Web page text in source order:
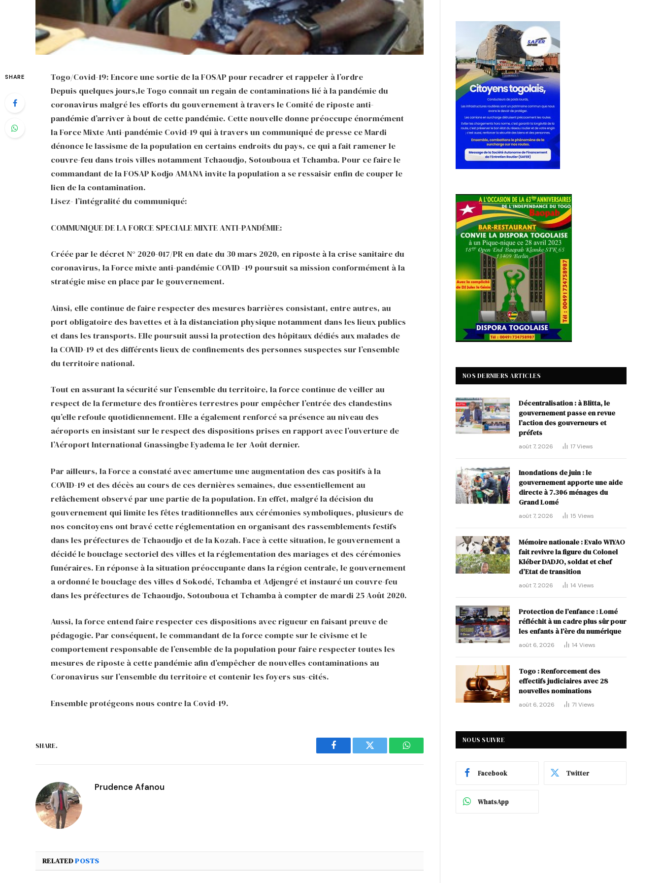
SHARE
Togo/Covid-19: Encore une sortie de la FOSAP pour recadrer et rappeler à l’ordre
Depuis quelques jours,le Togo connaît un regain de contaminations lié à la pandémie du
coronavirus malgré les efforts du gouvernement à travers le Comité de riposte anti-
pandémie d’arriver à bout de cette pandémie. Cette nouvelle donne préoccupe énormément
la Force Mixte Anti-pandémie Covid-19 qui à travers un communiqué de presse ce Mardi
dénonce le lassisme de la population en certains endroits du pays, ce qui a fait ramener le
couvre-feu dans trois villes notamment Tchaoudjo, Sotouboua et Tchamba. Pour ce faire le
commandant de la FOSAP Kodjo AMANA invite la population a se ressaisir enfin de couper le
lien de la contamination.
Lisez- l’intégralité du communiqué:
COMMUNIQUE DE LA FORCE SPECIALE MIXTE ANTI-PANDÉMIE:
Créée par le décret N° 2020-017/PR en date du 30 mars 2020, en riposte à la crise sanitaire du
coronavirus, la Force mixte anti-pandémie COVID -19 poursuit sa mission conformément à la
stratégie mise en place par le gouvernement.
Ainsi, elle continue de faire respecter des mesures barrières consistant, entre autres, au
port obligatoire des bavettes et à la distanciation physique notamment dans les lieux publics
et dans les transports. Elle poursuit aussi la protection des hôpitaux dédiés aux malades de
la COVID-19 et des différents lieux de confinements des personnes suspectes sur l’ensemble
du territoire national.
Tout en assurant la sécurité sur l’ensemble du territoire, la force continue de veiller au
respect de la fermeture des frontières terrestres pour empêcher l’entrée des clandestins
qu’elle refoule quotidiennement. Elle a également renforcé sa présence au niveau des
aéroports en insistant sur le respect des dispositions prises en rapport avec l’ouverture de
l’Aéroport International Gnassingbe Eyadema le 1er Août dernier.
Par ailleurs, la Force a constaté avec amertume une augmentation des cas positifs à la
COVID-19 et des décès au cours de ces dernières semaines, due essentiellement au
relâchement observé par une partie de la population. En effet, malgré la décision du
gouvernement qui limite les fêtes traditionnelles aux cérémonies symboliques, plusieurs de
nos concitoyens ont bravé cette réglementation en organisant des rassemblements festifs
dans les préfectures de Tchaoudjo et de la Kozah. Face à cette situation, le gouvernement a
décidé le bouclage sectoriel des villes et la réglementation des mariages et des cérémonies
funéraires. En réponse à la situation préoccupante dans la région centrale, le gouvernement
a ordonné le bouclage des villes d Sokodé, Tchamba et Adjengré et instauré un couvre-feu
dans les préfectures de Tchaoudjo, Sotouboua et Tchamba à compter de mardi 25 Août 2020.
Aussi, la force entend faire respecter ces dispositions avec rigueur en faisant preuve de
pédagogie. Par conséquent, le commandant de la force compte sur le civisme et le
comportement responsable de l’ensemble de la population pour faire respecter toutes les
mesures de riposte à cette pandémie afin d’empêcher de nouvelles contaminations au
Coronavirus sur l’ensemble du territoire et contenir les foyers sus-cités.
Ensemble protégeons nous contre la Covid-19.
SHARE.
Facebook Twitter WhatsApp
Prudence Afanou
RELATEDPOSTS
NOS DERNIERS ARTICLES
Décentralisation : à Blitta, le
gouvernement passe en revue
l’action des gouverneurs et
préfets
août 7, 2026 17Views
Inondations de juin : le
gouvernement apporte une aide
directe à 7.306 ménages du
Grand Lomé
août 7, 2026 15 Views
Mémoire nationale : Evalo WIYAO
fait revivre la figure du Colonel
Kléber DADJO, soldat et chef
d’Etat de transition
août 7, 2026 14 Views
Protection de l’enfance : Lomé
réfléchit à un cadre plus sûr pour
les enfants à l’ère du numérique
août 6, 2026 14 Views
Togo : Renforcement des
effectifs judiciaires avec 28
nouvelles nominations
août 6, 2026 71 Views
NOUS SUIVRE
Facebook Twitter
WhatsApp